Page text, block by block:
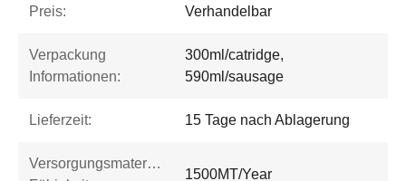
Preis: Verhandelbar
Verpackung
Informationen:
300ml/catridge,
590ml/sausage
Lieferzeit: 15 Tage nach Ablagerung
Versorgungsmaterial-
1500MT/Year